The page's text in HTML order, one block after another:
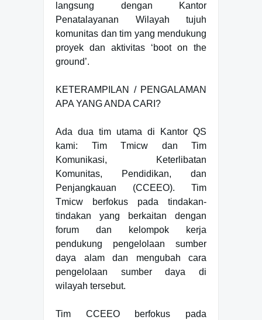
langsung dengan Kantor
Penatalayanan Wilayah tujuh
komunitas dan tim yang mendukung
proyek dan aktivitas ‘boot on the
ground’.
KETERAMPILAN / PENGALAMAN
APA YANG ANDA CARI?
Ada dua tim utama di Kantor QS
kami: Tim Tmicw dan Tim
Komunikasi, Keterlibatan
Komunitas, Pendidikan, dan
Penjangkauan (CCEEO). Tim
Tmicw berfokus pada tindakan-
tindakan yang berkaitan dengan
forum dan kelompok kerja
pendukung pengelolaan sumber
daya alam dan mengubah cara
pengelolaan sumber daya di
wilayah tersebut.
Tim CCEEO berfokus pada